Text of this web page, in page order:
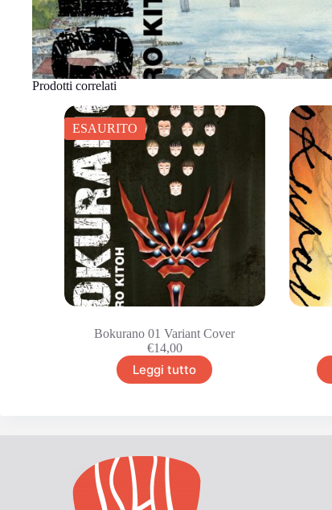
Prodotti correlati
ESAURITO
Bokurano 01 Variant Cover
€14,00
Leggi tutto